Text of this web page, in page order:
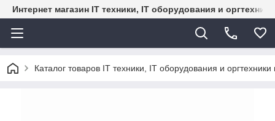
Интернет магазин IT техники, IT оборудования и
Каталог товаров IT техники, IT оборудования и